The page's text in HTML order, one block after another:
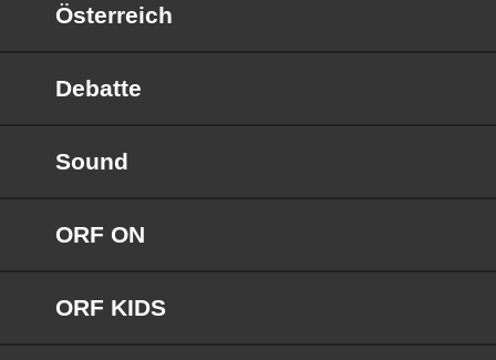
Österreich
Debatte
Sound
ORF ON
ORF KIDS